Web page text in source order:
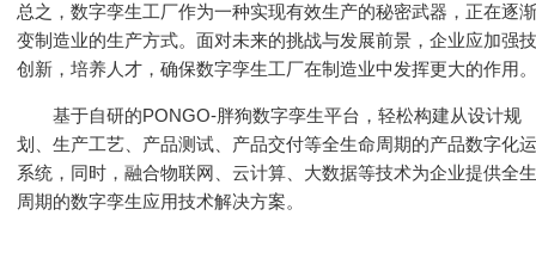
总之，数字孪生工厂作为一种实现有效生产的秘密武器，正在逐
变制造业的生产方式。面对未来的挑战与发展前景，企业应加强
创新，培养人才，确保数字孪生工厂在制造业中发挥更大的作用
基于自研的PONGO-胖狗数字孪生平台，轻松构建从设计规
划、生产工艺、产品测试、产品交付等全生命周期的产品数字化
系统，同时，融合物联网、云计算、大数据等技术为企业提供全
周期的数字孪生应用技术解决方案。